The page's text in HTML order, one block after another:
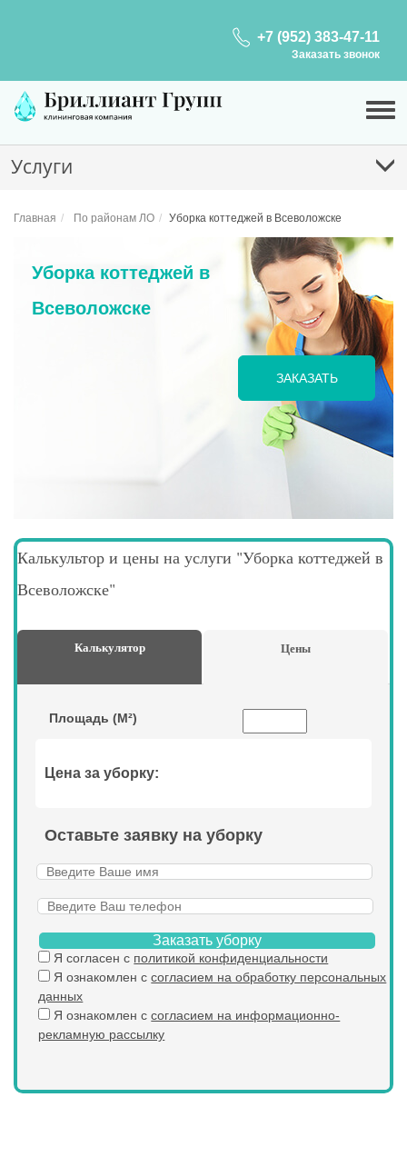
+7 (952) 383-47-11
Заказать звонок
Услуги
Главная По районам ЛО Уборка коттеджей в Всеволожске
Уборка коттеджей в
Всеволожске
Калькультор и цены на услуги "Уборка коттеджей в
Всеволожске"
Калькулятор Цены
Площадь (М²)
Цена за уборку:
Оставьте заявку на уборку
Заказать уборку
Я согласен с политикой конфиденциальности
Я ознакомлен ссогласием на обработку персональных
данных
Я ознакомлен ссогласием на информационно-
рекламную рассылку